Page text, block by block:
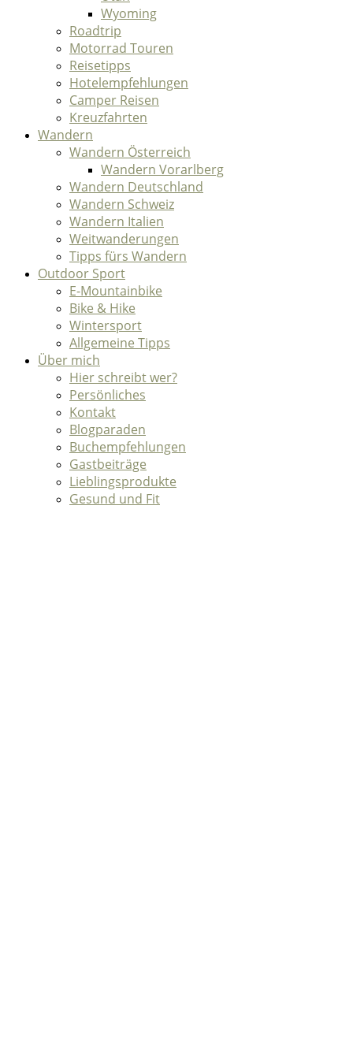
Wyoming
Roadtrip
Motorrad Touren
Reisetipps
Hotelempfehlungen
Camper Reisen
Kreuzfahrten
Wandern
Wandern Österreich
Wandern Vorarlberg
Wandern Deutschland
Wandern Schweiz
Wandern Italien
Weitwanderungen
Tipps fürs Wandern
Outdoor Sport
E-Mountainbike
Bike & Hike
Wintersport
Allgemeine Tipps
Über mich
Hier schreibt wer?
Persönliches
Kontakt
Blogparaden
Buchempfehlungen
Gastbeiträge
Lieblingsprodukte
Gesund und Fit